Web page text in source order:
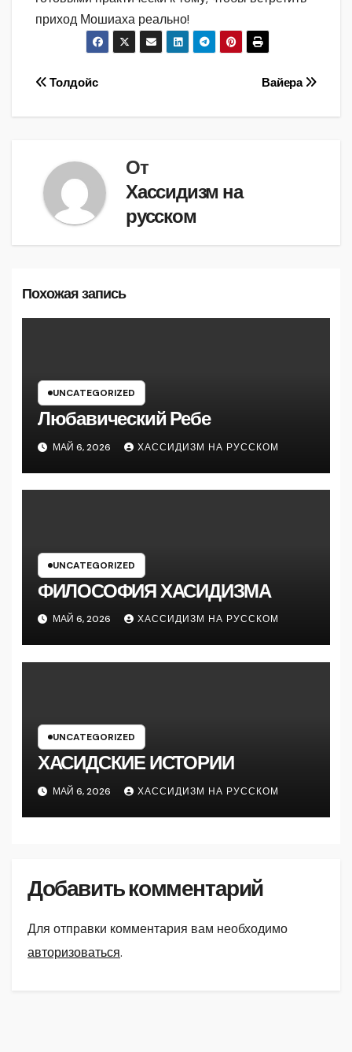
приход Мошиаха реально!
Навигация
по
Вайера
Толдойс
От
Хассидизм на
русском
Похожая запись
UNCATEGORIZED
Любавический Ребе
МАЙ 6, 2026 ХАССИДИЗМ НА РУССКОМ
UNCATEGORIZED
ФИЛОСОФИЯ ХАСИДИЗМА
МАЙ 6, 2026 ХАССИДИЗМ НА РУССКОМ
UNCATEGORIZED
ХАСИДСКИЕ ИСТОРИИ
МАЙ 6, 2026 ХАССИДИЗМ НА РУССКОМ
Добавить комментарий
Для отправки комментария вам необходимо
авторизоваться.